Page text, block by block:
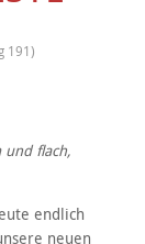
191)
und flach,
endlich
neuen